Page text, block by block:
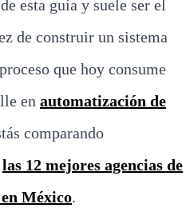
esta guía y suele ser el
de construir un sistema
que hoy consume
en automatización de
comparando
las 12 mejores agencias de
México.